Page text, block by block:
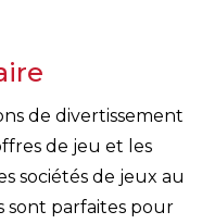
de divertissement
de jeu et les
sociétés de jeux au
sont parfaites pour